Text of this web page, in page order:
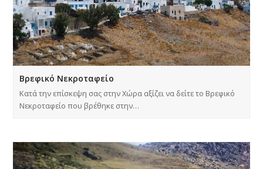
Βρεφικό Νεκροταφείο
Κατά την επίσκεψη σας στην Χώρα αξίζει να δείτε το Βρεφικό
Νεκροταφείο που βρέθηκε στην…